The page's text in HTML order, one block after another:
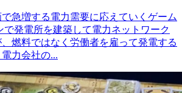
急増する電力需要に応えていくゲーム
で発電所を建築して電力ネットワーク
燃料ではなく労働者を雇って発電する
力会社の...